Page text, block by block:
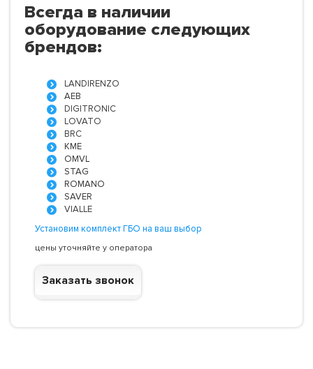
Всегда в наличии
оборудование следующих
брендов:
LANDIRENZO
AEB
DIGITRONIC
LOVATO
BRC
KME
OMVL
STAG
ROMANO
SAVER
VIALLE
Установим комплект ГБО на ваш выбор
цены уточняйте у оператора
Заказать звонок